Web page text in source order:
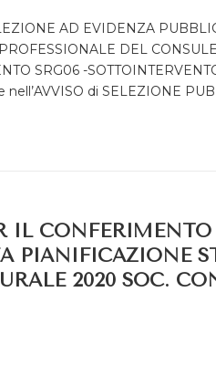
AD EVIDENZA
DEL
SRG06 -
di SELEZIONE
IL
PIANIFICAZIONE
2020 SOC.